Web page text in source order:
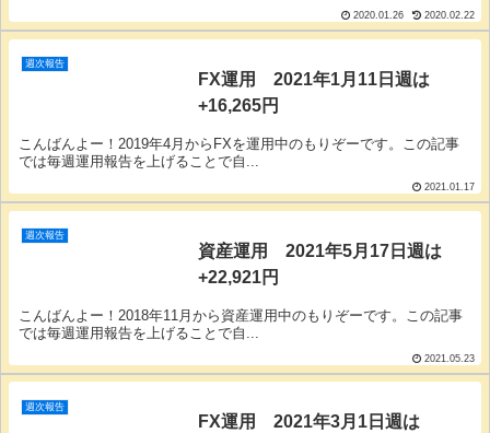
2020.01.26 2020.02.22
週次報告
FX運用 2021年1月11日週は
+16,265円
こんばんよー！2019年4月からFXを運用中のもりぞーです。この記事
では毎週運用報告を上げることで自...
2021.01.17
週次報告
資産運用 2021年5月17日週は
+22,921円
こんばんよー！2018年11月から資産運用中のもりぞーです。この記事
では毎週運用報告を上げることで自...
2021.05.23
週次報告
FX運用 2021年3月1日週は